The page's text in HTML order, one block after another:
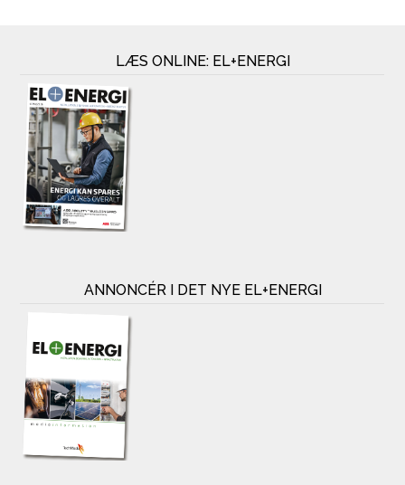
LÆS ONLINE: EL+ENERGI
ANNONCÉR I DET NYE EL+ENERGI